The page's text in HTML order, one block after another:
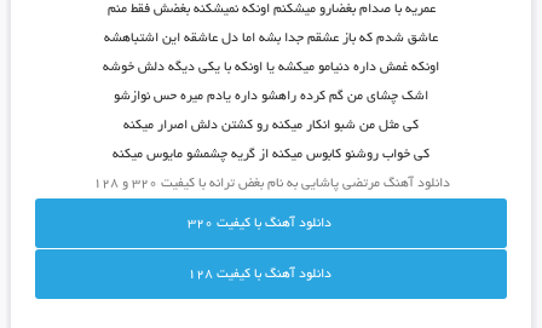
عمریه با صدام بغضارو میشکنم اونکه نمیشکنه بغضش فقط منم
عاشق شدم که باز عشقم جدا بشه اما دل عاشقه این اشتباهشه
اونکه غمش داره دنیامو میکشه یا اونکه با یکی دیگه دلش خوشه
اشک چشای من گم کرده راهشو داره یادم میره حس نوازشو
کی مثل من شبو انکار میکنه رو کشتن دلش اصرار میکنه
کی خواب روشنو کابوس میکنه از گریه چشمشو مایوس میکنه
دانلود آهنگ مرتضی پاشایی به نام بغض ترانه با کیفیت ۳۲۰ و ۱۲۸
دانلود آهنگ با کيفيت 320
دانلود آهنگ با کيفيت 128